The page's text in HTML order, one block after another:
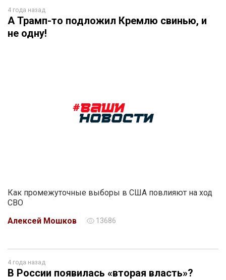
4 года назад
А Трамп-то подложил Кремлю свинью, и
не одну!
Как промежуточные выборы в США повлияют на ход
СВО
Алексей Мошков
13686
4 года назад
В России появилась «вторая власть»?